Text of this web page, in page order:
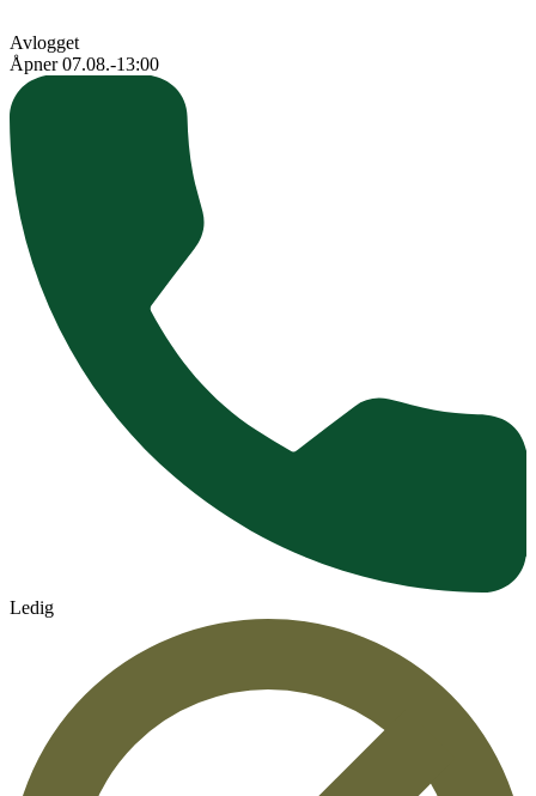
Avlogget
Åpner 07.08.-13:00
Ledig